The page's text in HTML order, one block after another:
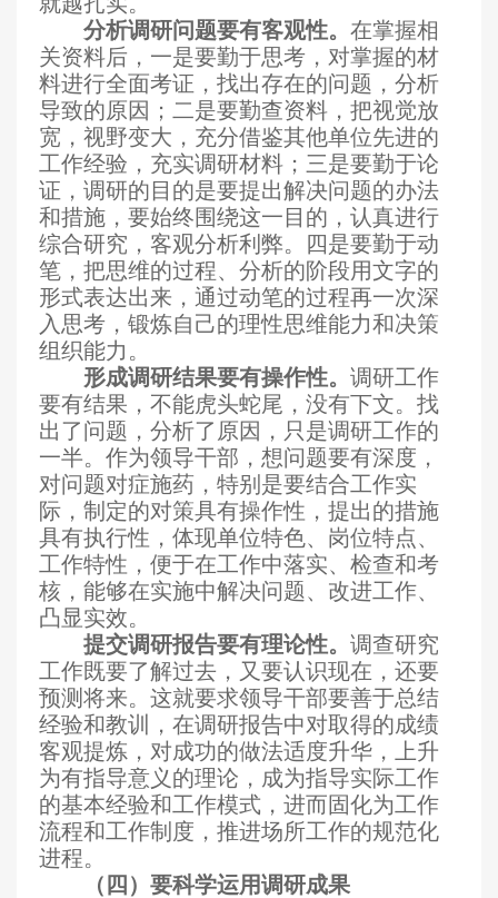
分析调研问题要有客观性。在掌握相
关资料后，一是要勤于思考，对掌握的材
料进行全面考证，找出存在的问题，分析
导致的原因；二是要勤查资料，把视觉放
宽，视野变大，充分借鉴其他单位先进的
工作经验，充实调研材料；三是要勤于论
证，调研的目的是要提出解决问题的办法
和措施，要始终围绕这一目的，认真进行
综合研究，客观分析利弊。四是要勤于动
笔，把思维的过程、分析的阶段用文字的
形式表达出来，通过动笔的过程再一次深
入思考，锻炼自己的理性思维能力和决策
组织能力。
形成调研结果要有操作性。调研工作
要有结果，不能虎头蛇尾，没有下文。找
出了问题，分析了原因，只是调研工作的
一半。作为领导干部，想问题要有深度，
对问题对症施药，特别是要结合工作实
际，制定的对策具有操作性，提出的措施
具有执行性，体现单位特色、岗位特点、
工作特性，便于在工作中落实、检查和考
核，能够在实施中解决问题、改进工作、
凸显实效。
提交调研报告要有理论性。调查研究
工作既要了解过去，又要认识现在，还要
预测将来。这就要求领导干部要善于总结
经验和教训，在调研报告中对取得的成绩
客观提炼，对成功的做法适度升华，上升
为有指导意义的理论，成为指导实际工作
的基本经验和工作模式，进而固化为工作
流程和工作制度，推进场所工作的规范化
进程。
（四）要科学运用调研成果